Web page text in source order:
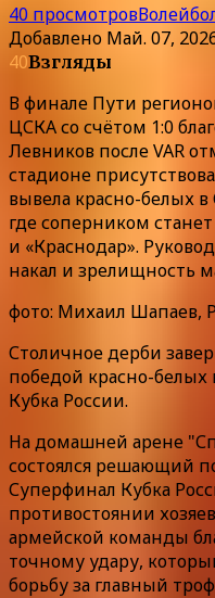
40 просмотров
Добавлено Май. 07,
40Взгляды
В финале Пути
ЦСКА со счётом 1:0
Левников после VAR
стадионе
вывела красно-белых
где соперником
и «Краснодар».
накал и зрелищность
фото: Михаил Шапаев,
Столичное дерби
победой красно-
Кубка России.
На домашней арене
состоялся решающий
Суперфинал Кубка
противостоянии
армейской команды
точному удару,
борьбу за главный